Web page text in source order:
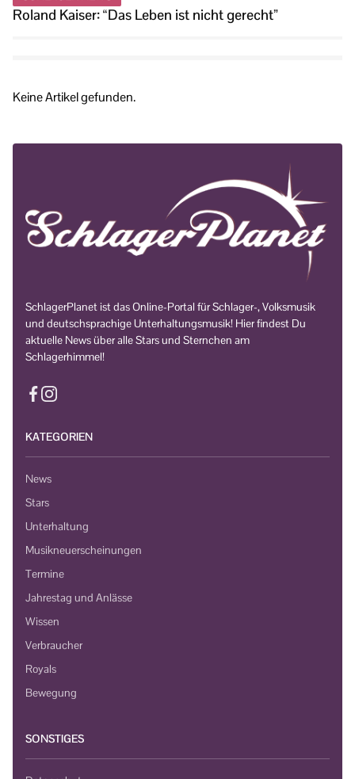
Roland Kaiser: “Das Leben ist nicht gerecht”
Keine Artikel gefunden.
SchlagerPlanet ist das Online-Portal für Schlager-, Volksmusik
und deutschsprachige Unterhaltungsmusik! Hier findest Du
aktuelle News über alle Stars und Sternchen am
Schlagerhimmel!
KATEGORIEN
News
Stars
Unterhaltung
Musikneuerscheinungen
Termine
Jahrestag und Anlässe
Wissen
Verbraucher
Royals
Bewegung
SONSTIGES